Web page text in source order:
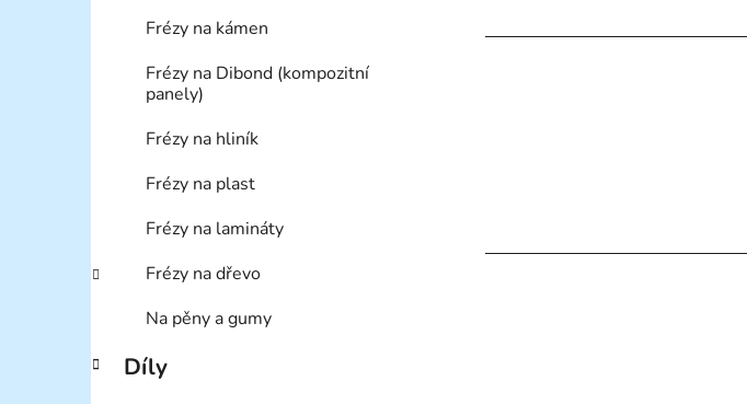
Frézy na kámen
Frézy na Dibond (kompozitní
panely)
Frézy na hliník
Frézy na plast
Frézy na lamináty
Frézy na dřevo
Na pěny a gumy
Díly